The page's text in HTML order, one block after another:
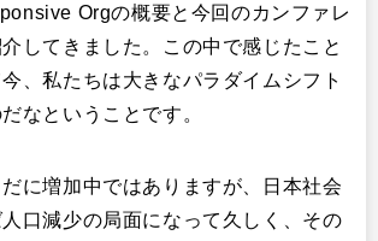
Orgの概要と今回のカンファレ
してきました。この中で感じたこと
、私たちは大きなパラダイムシフト
なということです。
に増加中ではありますが、日本社会
口減少の局面になって久しく、その